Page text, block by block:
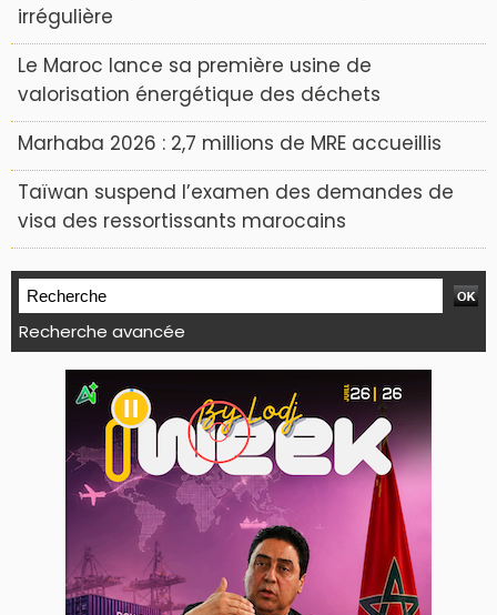
irrégulière
Le Maroc lance sa première usine de
valorisation énergétique des déchets
Marhaba 2026 : 2,7 millions de MRE accueillis
Taïwan suspend l’examen des demandes de
visa des ressortissants marocains
Recherche avancée
WEB TV LODJ24 : Youtube, kick et twitch
Plein écran